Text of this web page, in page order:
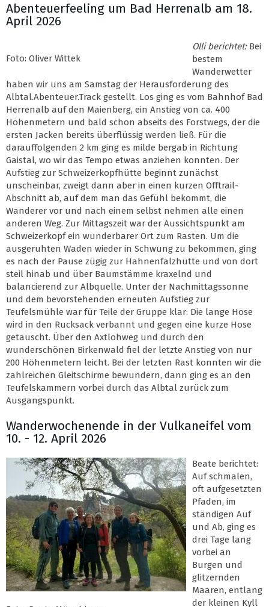
Abenteuerfeeling um Bad Herrenalb am 18.
April 2026
Foto: Oliver Wittek
Olli berichtet: Bei
bestem
Wanderwetter
haben wir uns am Samstag der Herausforderung des
Albtal.Abenteuer.Track gestellt. Los ging es vom Bahnhof Bad
Herrenalb auf den Maienberg, ein Anstieg von ca. 400
Höhenmetern und bald schon abseits des Forstwegs, der die
ersten Jacken bereits überflüssig werden ließ. Für die
darauffolgenden 2 km ging es milde bergab in Richtung
Gaistal, wo wir das Tempo etwas anziehen konnten. Der
Aufstieg zur Schweizerkopfhütte beginnt zunächst
unscheinbar, zweigt dann aber in einen kurzen Offtrail-
Abschnitt ab, auf dem man das Gefühl bekommt, die
Wanderer vor und nach einem selbst nehmen alle einen
anderen Weg. Zur Mittagszeit war der Aussichtspunkt am
Schweizerkopf ein wunderbarer Ort zum Rasten. Um die
ausgeruhten Waden wieder in Schwung zu bekommen, ging
es nach der Pause zügig zur Hahnenfalzhütte und von dort
steil hinab und über Baumstämme kraxelnd und
balancierend zur Albquelle. Unter der Nachmittagssonne
und dem bevorstehenden erneuten Aufstieg zur
Teufelsmühle war für Teile der Gruppe klar: Die lange Hose
wird in den Rucksack verbannt und gegen eine kurze Hose
getauscht. Über den Axtlohweg und durch den
wunderschönen Birkenwald fiel der letzte Anstieg von nur
200 Höhenmetern leicht. Bei der letzten Rast konnten wir die
zahlreichen Gleitschirme bewundern, dann ging es an den
Teufelskammern vorbei durch das Albtal zurück zum
Ausgangspunkt.
Wanderwochenende in der Vulkaneifel vom
10. - 12. April 2026
Beate berichtet:
Auf schmalen,
oft aufgesetzten
Pfaden, im
ständigen Auf
und Ab, ging es
drei Tage lang
vorbei an
Burgen und
glitzernden
Maaren, entlang
der kleinen Kyll